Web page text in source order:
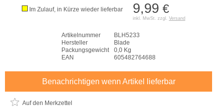
9,99 €
inkl. MwSt. zzgl. Versand
Im Zulauf, in Kürze wieder lieferbar
Artikelnummer
BLH5233
Hersteller
Blade
Packungsgewicht
0,0 Kg
EAN
605482764688
Benachrichtigen wenn Artikel lieferbar
Auf den Merkzettel